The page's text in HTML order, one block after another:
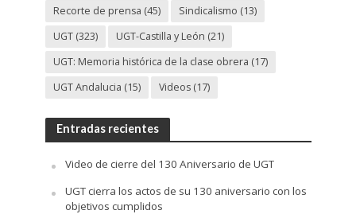
Recorte de prensa (45) Sindicalismo (13)
UGT(323) UGT-Castilla y León (21)
UGT: Memoria histórica de la clase obrera (17)
UGT Andalucia (15) Videos(17)
Entradas recientes
Video de cierre del 130 Aniversario de UGT
UGT cierra los actos de su 130 aniversario con los
objetivos cumplidos